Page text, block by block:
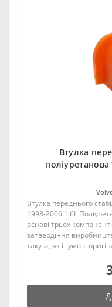
Втулка
Втулка переднього
1998-2006 1.6L
основі трьох
затвердіння
таку ж, як і гумові